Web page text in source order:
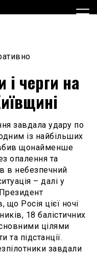
і черги на
завдала удару по
із найбільших
щонайменше
опалення та
в небезпечний
– далі у
Росія цієї ночі
18 балістичних
цілями
та підстанції.
завдали